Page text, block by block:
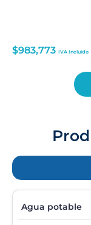
$983,773 IVA Incluido
Agua potable